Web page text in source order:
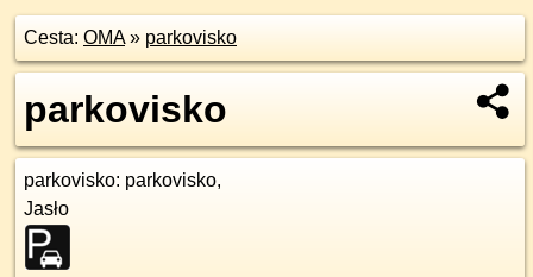
Cesta: OMA» parkovisko
parkovisko
parkovisko: parkovisko,
Jasło